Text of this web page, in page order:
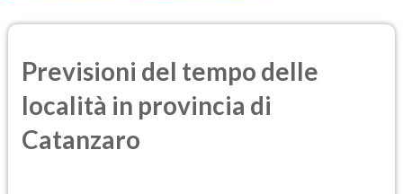
Previsioni del tempo delle
località in provincia di
Catanzaro